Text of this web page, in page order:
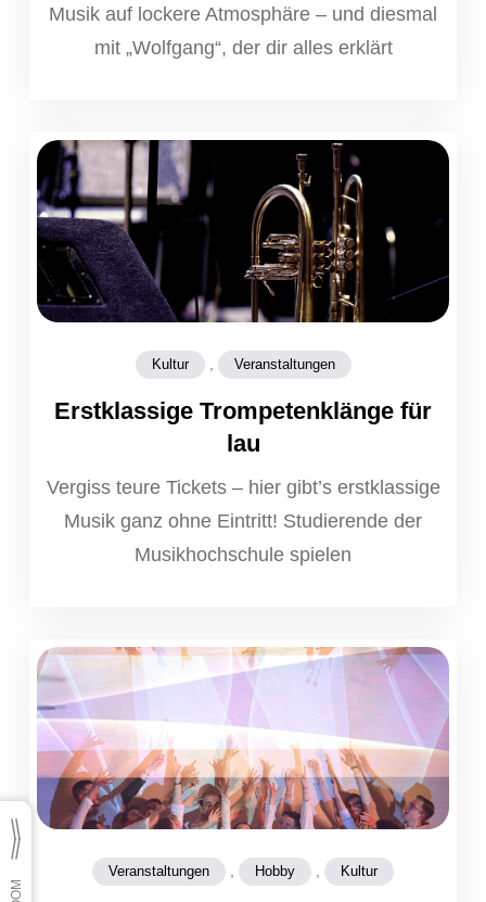
Musik auf lockere Atmosphäre – und diesmal
mit „Wolfgang“, der dir alles erklärt
Kultur , Veranstaltungen
Erstklassige Trompetenklänge für
lau
Vergiss teure Tickets – hier gibt’s erstklassige
Musik ganz ohne Eintritt! Studierende der
Musikhochschule spielen
Veranstaltungen Hobby Kultur